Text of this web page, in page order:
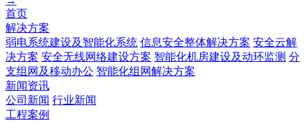
首页
解决方案
弱电系统建设及智能化系统 信息安全整体解决方案 安全云解
决方案 安全无线网络建设方案 智能化机房建设及动环监测 分
支组网及移动办公 智能化组网解决方案
新闻资讯
公司新闻 行业新闻
工程案例